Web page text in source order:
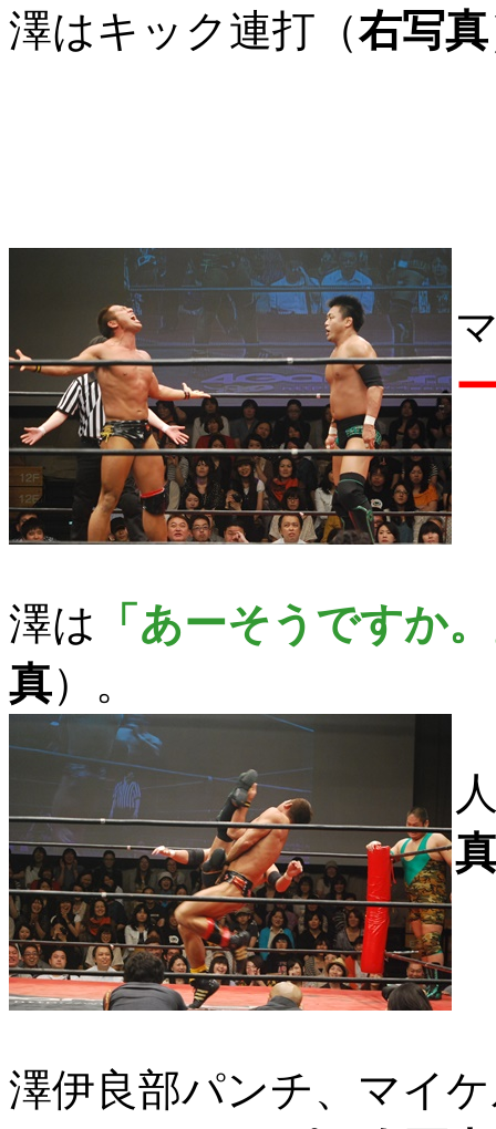
澤はキック連打（右写真
澤は 「あーそうですか
真）。
澤伊良部パンチ、マイ